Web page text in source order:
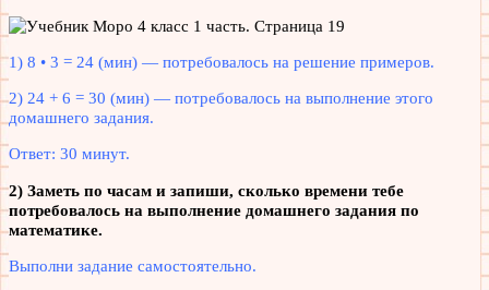
1) 8 • 3 = 24 (мин) — потребовалось на решение примеров.
2) 24 + 6 = 30 (мин) — потребовалось на выполнение этого
домашнего задания.
Ответ: 30 минут.
2) Заметь по часам и запиши, сколько времени тебе
потребовалось на выполнение домашнего задания по
математике.
Выполни задание самостоятельно.